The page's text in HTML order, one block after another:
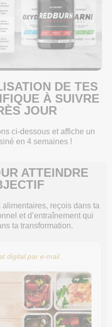
DE TES
À SUIVRE
JOUR
ci-dessous et affiche un
en 4 semaines !
ATTEINDRE
reçois dans ta
et d’entraînement qui
ta transformation.
digital par e-mail